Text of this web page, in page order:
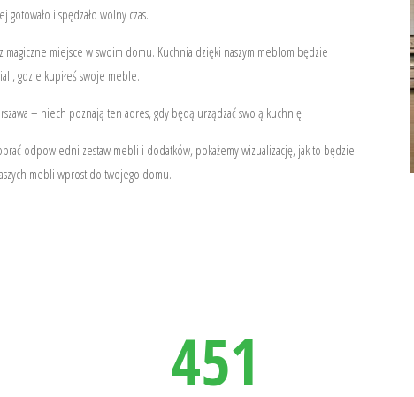
i spędzało wolny czas.
magiczne miejsce w swoim domu. Kuchnia dzięki naszym meblom będzie
gdzie kupiłeś swoje meble.
– niech poznają ten adres, gdy będą urządzać swoją kuchnię.
odpowiedni zestaw mebli i dodatków, pokażemy wizualizację, jak to będzie
mebli wprost do twojego domu.
451